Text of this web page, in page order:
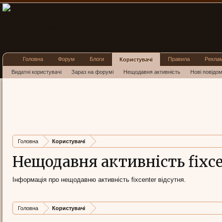
Головна Користувачі
Нещодавня активність
Інформація про нещодавню активність fixcenter відсутня.
Головна Користувачі
Головна Форум Блоги Користувачі
Видатні користувачі Зараз на форумі Нещодавня активність Нові
Правила